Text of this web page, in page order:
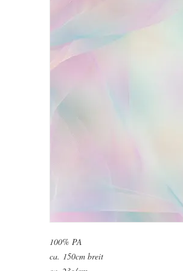
100% PA
ca. 150cm breit